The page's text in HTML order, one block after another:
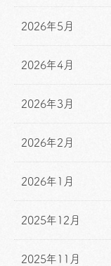
2026年5月
2026年4月
2026年3月
2026年2月
2026年1月
2025年12月
2025年11月